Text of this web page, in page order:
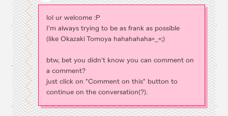
lol ur welcome :P
I'm always trying to be as frank as possible
(like Okazaki Tomoya hahahahaha=_=;)
btw, bet you didn't know you can comment on
a comment?
just click on "Comment on this" button to
continue on the conversation(?).